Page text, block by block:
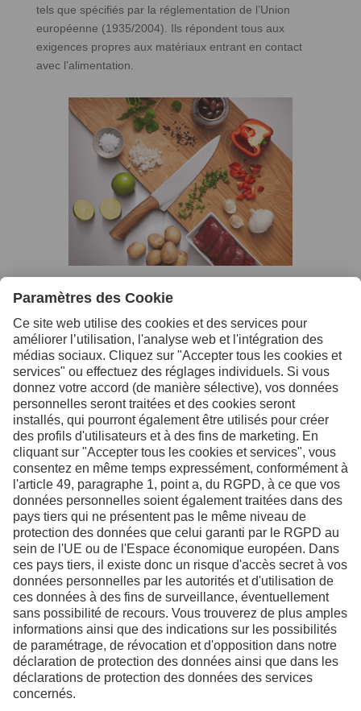
tels que spécifiés par la réglementation de l’Union
européenne (1935/2004). Ils répondent tous aux
exigences propres aux matériaux entrant en contact
avec l’alimentation.
Contactez-nous pour
de plus amples
informations
Nous contacter
LinkedIn